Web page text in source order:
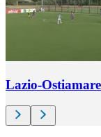
Lazio-